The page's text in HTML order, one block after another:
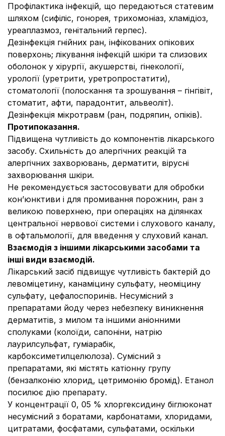
Профілактика інфекцій, що передаються статевим
шляхом (сифіліс, гонорея, трихомоніаз, хламідіоз,
уреаплазмоз, генітальний герпес).
Дезінфекція гнійних ран, інфікованих опікових
поверхонь; лікування інфекцій шкіри та слизових
оболонок у хірургії, акушерстві, гінекології,
урології (уретрити, уретропростатити),
стоматології (полоскання та зрошування – гінгівіт,
стоматит, афти, парадонтит, альвеоліт).
Дезінфекція мікротравм (ран, подряпин, опіків).
Протипоказання.
Підвищена чутливість до компонентів лікарського
засобу. Схильність до алергічних реакцій та
алергічних захворювань, дерматити, вірусні
захворювання шкіри.
Не рекомендується застосовувати для обробки
кон’юнктиви і для промивання порожнин, ран з
великою поверхнею, при операціях на ділянках
центральної нервової системи і слухового каналу,
в офтальмології, для введення у слуховий канал.
Взаємодія з іншими лікарськими засобами та
інші види взаємодій.
Лікарський засіб підвищує чутливість бактерій до
левоміцетину, канаміцину сульфату, неоміцину
сульфату, цефалоспоринів. Несумісний з
препаратами йоду через небезпеку виникнення
дерматитів, з милом та іншими аніонними
сполуками (колоїди, сапоніни, натрію
лаурилсульфат, гуміарабік,
карбоксиметилцелюлоза). Сумісний з
препаратами, які містять катіонну групу
(бензалконію хлорид, цетримонію бромід). Етанол
посилює дію препарату.
У концентрації 0, 05 % хлоргексидину біглюконат
несумісний з боратами, карбонатами, хлоридами,
цитратами, фосфатами, сульфатами, оскільки